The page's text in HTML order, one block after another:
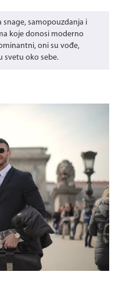
snage, samopouzdanja i
koje donosi moderno
oni su vođe,
svetu oko sebe.